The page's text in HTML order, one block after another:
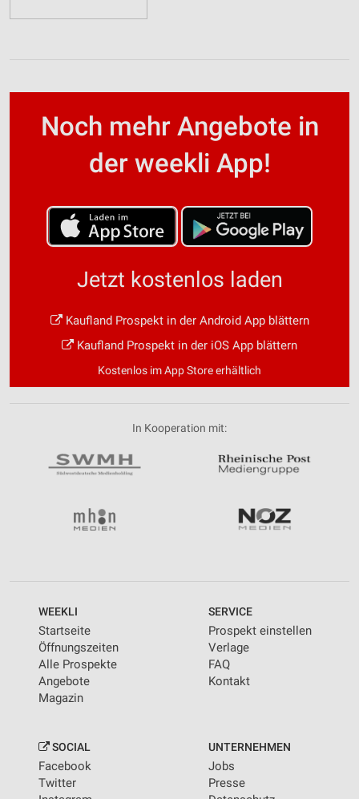
Noch mehr Angebote in
der weekli App!
Jetzt kostenlos laden
Kaufland Prospekt in der Android App blättern
Kaufland Prospekt in der iOS App blättern
Kostenlos im App Store erhältlich
In Kooperation mit:
WEEKLI
Startseite
Öffnungszeiten
Alle Prospekte
Angebote
Magazin
SERVICE
Prospekt einstellen
Verlage
FAQ
Kontakt
SOCIAL
Facebook
Twitter
UNTERNEHMEN
Jobs
Presse